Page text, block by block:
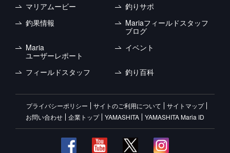
マリアムービー
釣りサポ
釣果情報
Mariaフィールドスタッフ
ブログ
Maria
ユーザーレポート
イベント
フィールドスタッフ 釣り百科
プライバシーポリシー サイトのご利用について
サイトマップ
お問い合わせ
企業トップ YAMASHITA YAMASHITA Maria ID